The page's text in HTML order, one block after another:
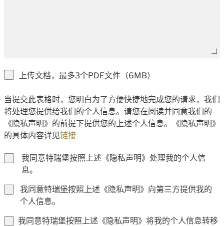
上传文档，最多3个PDF文件（6MB）
当提交此表格时，您明白为了方便快捷地完成您的请求，我们
将处理您提供给我们的个人信息。请您在阅读并同意我们的
《隐私声明》的前提下提供您的上述个人信息。《隐私声明》
的具体内容详见链接
我同意特瑞堡按照上述《隐私声明》处理我的个人信
息。
我同意特瑞堡按照上述《隐私声明》向第三方提供我的
个人信息。
我同意特瑞堡按照上述《隐私声明》将我的个人信息转移